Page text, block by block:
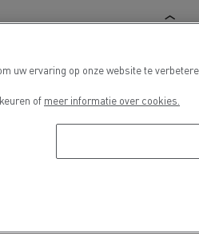
uw ervaring op onze website te
of meer informatie over cookies.